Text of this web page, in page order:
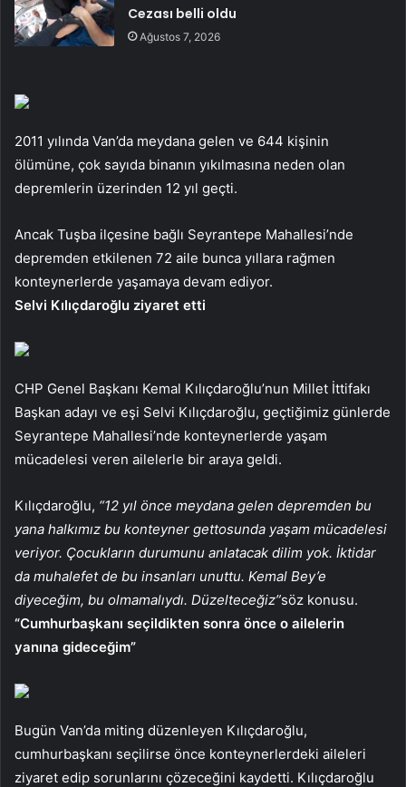
Cezası belli oldu
Ağustos 7, 2026
2011 yılında Van’da meydana gelen ve 644 kişinin
ölümüne, çok sayıda binanın yıkılmasına neden olan
depremlerin üzerinden 12 yıl geçti.
Ancak Tuşba ilçesine bağlı Seyrantepe Mahallesi’nde
depremden etkilenen 72 aile bunca yıllara rağmen
konteynerlerde yaşamaya devam ediyor.
Selvi Kılıçdaroğlu ziyaret etti
CHP Genel Başkanı Kemal Kılıçdaroğlu’nun Millet İttifakı
Başkan adayı ve eşi Selvi Kılıçdaroğlu, geçtiğimiz günlerde
Seyrantepe Mahallesi’nde konteynerlerde yaşam
mücadelesi veren ailelerle bir araya geldi.
Kılıçdaroğlu, “12 yıl önce meydana gelen depremden bu
yana halkımız bu konteyner gettosunda yaşam mücadelesi
veriyor. Çocukların durumunu anlatacak dilim yok. İktidar
da muhalefet de bu insanları unuttu. Kemal Bey’e
diyeceğim, bu olmamalıydı. Düzelteceğiz”söz konusu.
“Cumhurbaşkanı seçildikten sonra önce o ailelerin
yanına gideceğim”
Bugün Van’da miting düzenleyen Kılıçdaroğlu,
cumhurbaşkanı seçilirse önce konteynerlerdeki aileleri
ziyaret edip sorunlarını çözeceğini kaydetti. Kılıçdaroğlu